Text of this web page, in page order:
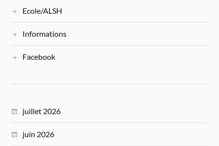
Ecole/ALSH
Informations
Facebook
juillet 2026
juin 2026